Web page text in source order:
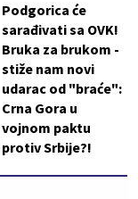
Podgorica će
sarađivati sa OVK!
Bruka za brukom -
stiže nam novi
udarac od "braće":
Crna Gora u
vojnom paktu
protiv Srbije?!